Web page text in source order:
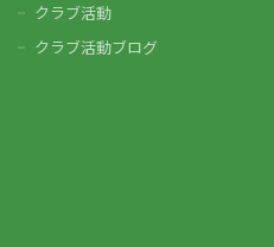
クラブ活動
クラブ活動ブログ